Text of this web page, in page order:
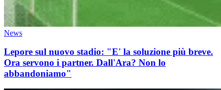
News
Lepore sul nuovo stadio: "E' la soluzione più breve.
Ora servono i partner. Dall'Ara? Non lo
abbandoniamo"